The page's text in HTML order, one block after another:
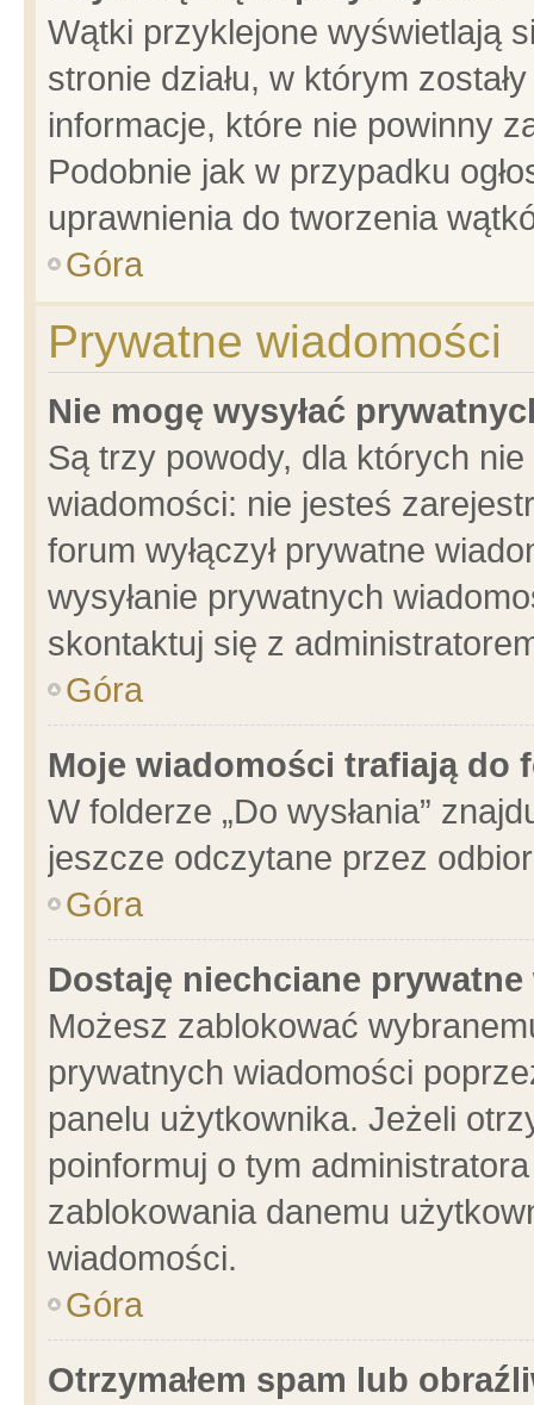
Wątki przyklejone wyświetlają
stronie działu, w którym
informacje, które nie powinny
Podobnie jak w przypadku
uprawnienia do tworzenia
Góra
Prywatne wiadomości
Nie mogę wysyłać
Są trzy powody, dla których
wiadomości: nie jesteś
forum wyłączył prywatne
wysyłanie prywatnych
skontaktuj się z
Góra
Moje wiadomości trafiają do
W folderze „Do wysłania”
jeszcze odczytane przez
Góra
Dostaję niechciane
Możesz zablokować
prywatnych wiadomości
panelu użytkownika. Jeżeli
poinformuj o tym
zablokowania danemu
wiadomości.
Góra
Otrzymałem spam lub